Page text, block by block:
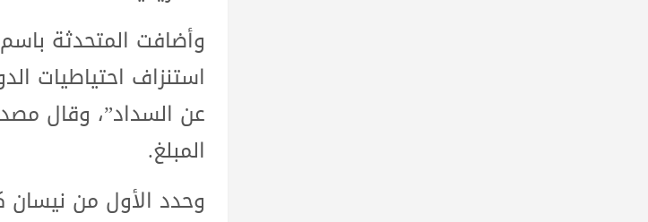
وأضافت المتحدثة باسم
استنزاف احتياطيات
المبلغ.
وحدد الأول من